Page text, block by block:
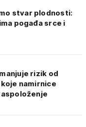
stvar plodnosti:
pogađa srce i
rizik od
namirnice